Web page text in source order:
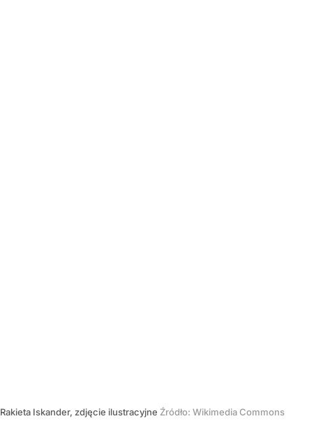
Rakieta Iskander, zdjęcie ilustracyjne Źródło: Wikimedia Commons